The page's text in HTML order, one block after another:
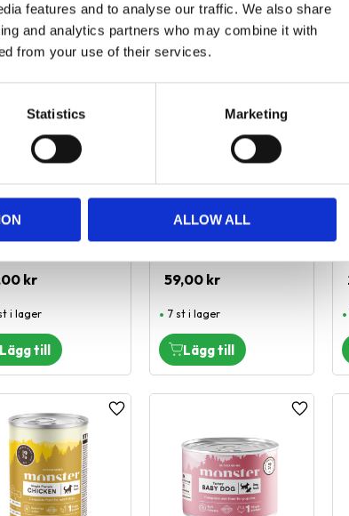
features and to analyse our traffic. We also share
and analytics partners who may combine it with
from your use of their services.
Statistics Marketing
ALLOW ALL
France 100%
400g
Anka
kr
Lägg till i favoriter
i lager
HD, Montana, 100%
Häst, 400g
100% häst
59,00kr
Lägg till
7 st i lager
Lägg till i favoriter Lägg till